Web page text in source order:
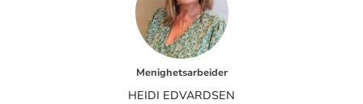
Menighetsarbeider
HEIDI EDVARDSEN